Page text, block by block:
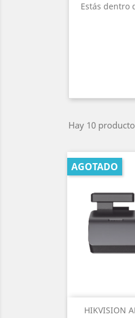
Estás dentro
Hay 10
HIKVISION
AGOTADO
